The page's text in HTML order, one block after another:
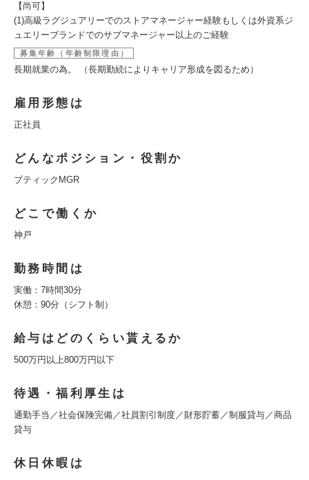
【尚可】
(1)高級ラグジュアリーでのストアマネージャー経験もしくは外資系ジ
ュエリーブランドでのサブマネージャー以上のご経験
募集年齢（年齢制限理由）
長期就業の為。 （長期勤続によりキャリア形成を図るため）
雇用形態は
正社員
どんなポジション・役割か
ブティックMGR
どこで働くか
神戸
勤務時間は
実働：7時間30分
休憩：90分（シフト制）
給与はどのくらい貰えるか
500万円以上800万円以下
待遇・福利厚生は
通勤手当／社会保険完備／社員割引制度／財形貯蓄／制服貸与／商品
貸与
休日休暇は